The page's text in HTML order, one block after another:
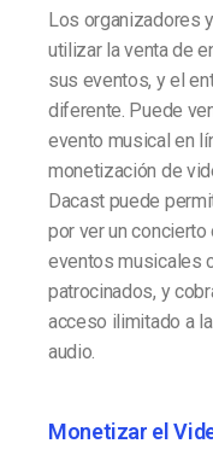
Los organizadores
utilizar la venta de
sus eventos, y el
diferente. Puede
evento musical en
monetización de
Dacast puede
por ver un
eventos musicales
patrocinados, y
acceso ilimitado a
audio.
Monetizar el